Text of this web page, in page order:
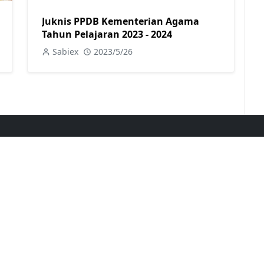
Juknis PPDB Kementerian Agama
Tahun Pelajaran 2023 - 2024
Sabiex 2023/5/26